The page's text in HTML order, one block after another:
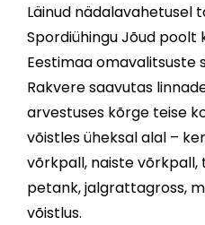
Läinud nädalavahetusel
Spordiühingu Jõud poolt
Eestimaa omavalitsuste
Rakvere saavutas
arvestuses kõrge teise
võistles üheksal alal –
võrkpall, naiste võrkpall,
petank, jalgrattagross,
võistlus.